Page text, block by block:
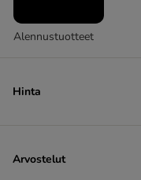
Alennustuotteet
Hinta
Arvostelut